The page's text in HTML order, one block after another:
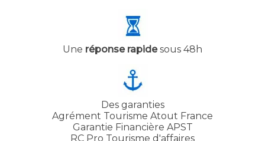
Une réponse rapidesous 48h
Des garanties
Agrément Tourisme Atout France
Garantie Financière APST
RC Pro Tourisme d'affaires